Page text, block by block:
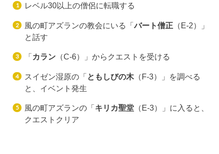
レベル30以上の僧侶に転職する
風の町アズランの教会にいる「バート僧正（E-2）」
と話す
「 カラン（C-6）」からクエストを受ける
スイゼン湿原の「ともしびの木（F-3）」を調べる
と、イベント発生
風の町アズランの「キリカ聖堂（E-3）」に入ると、
クエストクリア